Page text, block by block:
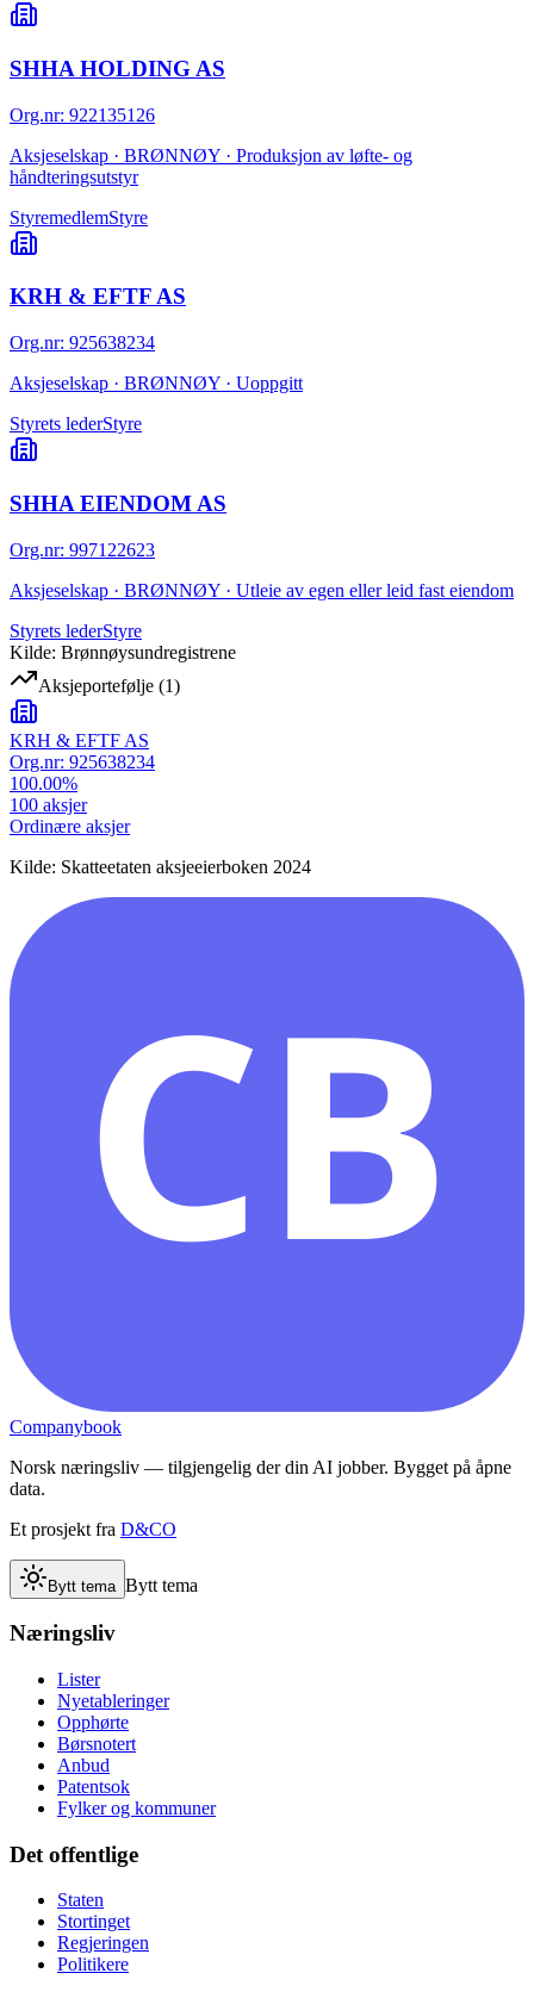
SHHA HOLDING AS
Org.nr: 922135126
Aksjeselskap · BRØNNØY · Produksjon av løfte- og
håndteringsutstyr
StyremedlemStyre
KRH & EFTF AS
Org.nr: 925638234
Aksjeselskap · BRØNNØY · Uoppgitt
Styrets lederStyre
SHHA EIENDOM AS
Org.nr: 997122623
Aksjeselskap · BRØNNØY · Utleie av egen eller leid fast eiendom
Styrets lederStyre
Kilde: Brønnøysundregistrene
Aksjeportefølje (1)
KRH & EFTF AS
Org.nr: 925638234
100.00%
100 aksjer
Ordinære aksjer
Kilde: Skatteetaten aksjeeierboken 2024
CB
Companybook
Norsk næringsliv — tilgjengelig der din AI jobber. Bygget på åpne
data.
Et prosjekt fra D&CO
Bytt tema Bytt tema
Næringsliv
Lister
Nyetableringer
Opphørte
Børsnotert
Anbud
Patentsok
Fylker og kommuner
Det offentlige
Staten
Stortinget
Regjeringen
Politikere